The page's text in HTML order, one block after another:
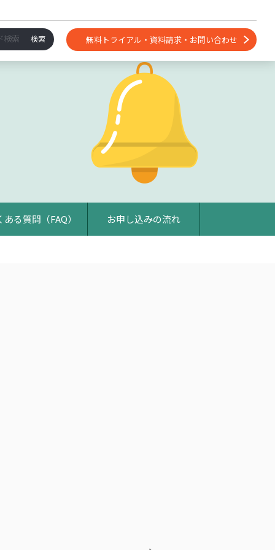
無料トライアル・資料請求・お問い合わせ
ある質問（FAQ） お申し込みの流れ